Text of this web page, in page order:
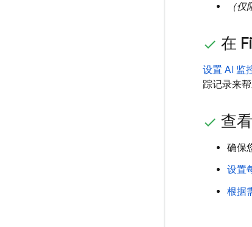
（仅
在
设置 AI 监
踪记录来
查
确保
设置
根据